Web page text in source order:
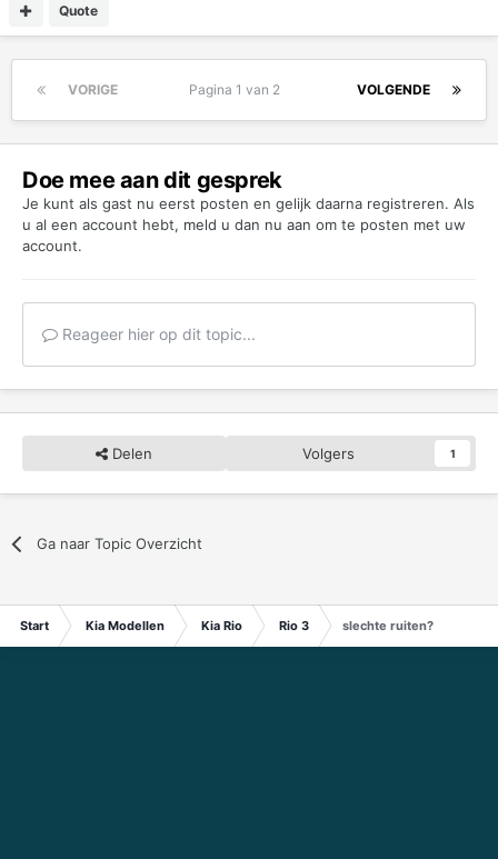
Quote
VORIGE VOLGENDE
Pagina 1 van 2
Doe mee aan dit gesprek
Je kunt als gast nu eerst posten en gelijk daarna registreren. Als
u al een account hebt, meld u dan nu aan om te posten met uw
account.
Reageer hier op dit topic...
Delen Volgers 1
Ga naar Topic Overzicht
Start Kia Modellen Kia Rio Rio 3 slechte ruiten?